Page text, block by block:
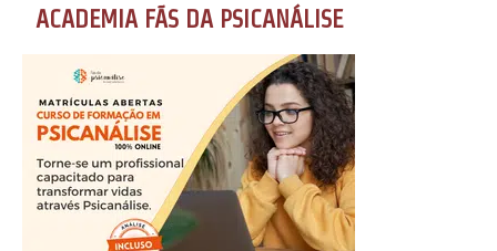
ACADEMIA FÃS DA PSICANÁLISE